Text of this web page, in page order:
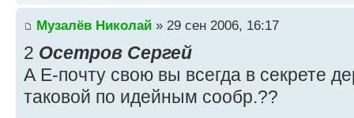
Музалёв Николай » 29 сен 2006, 16:17
2 Осетров Сергей
А Е-почту свою вы всегда в секрете
таковой по идейным сообр.??